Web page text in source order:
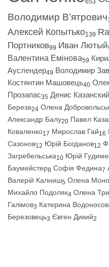
653
Володимир В’ятрович
Алексей Копытько139
Портников99 Иван Лютый
Валентина Емінова59
Ауслендер49 Володимир
Костянтин Машовець40
Прозапас35 Денис Казанский
Береза24 Олена
Александр Балу20 Павел
Коваленко17 Мирослав Гай16
Сазонов12 Юрій Богданов12
Загребельська10 Юрій
Баумейстер8 Софія Федина7
Валерій Калниш5 Олена
Михайло Подоляк4 Олена
Галімов3 Катерина
Березовець3 Євген Дикий2